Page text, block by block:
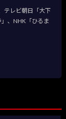
テレビ朝日「大下
、NHK「ひるま